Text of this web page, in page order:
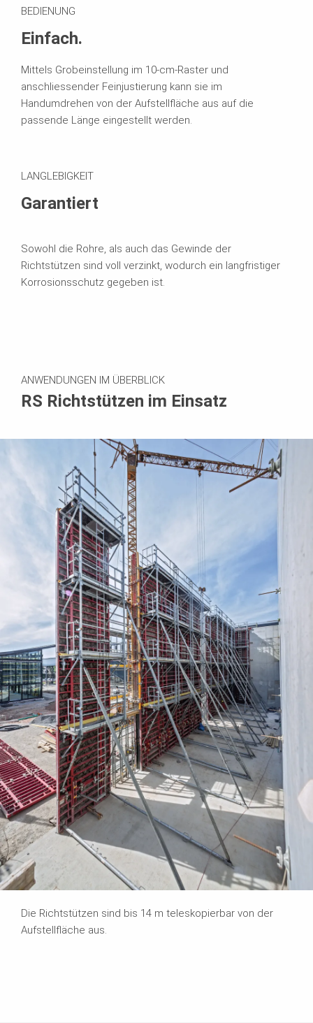
BEDIENUNG
Einfach.
Mittels Grobeinstellung im 10-cm-Raster und
anschliessender Feinjustierung kann sie im
Handumdrehen von der Aufstellfläche aus auf die
passende Länge eingestellt werden.
LANGLEBIGKEIT
Garantiert
Sowohl die Rohre, als auch das Gewinde der
Richtstützen sind voll verzinkt, wodurch ein langfristiger
Korrosionsschutz gegeben ist.
ANWENDUNGEN IM ÜBERBLICK
RS Richtstützen im Einsatz
Die Richtstützen sind bis 14 m teleskopierbar von der
Aufstellfläche aus.